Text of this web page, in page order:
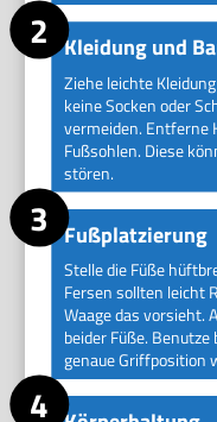
Kleidung und
Ziehe leichte
keine Socken oder
vermeiden. Entferne
Fußsohlen. Diese
stören.
Fußplatzierung
Stelle die Füße
Fersen sollten leicht
Waage das vorsieht.
beider Füße.
genaue Griffposition